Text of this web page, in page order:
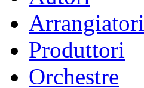
Arrangiatori
Produttori
Orchestre